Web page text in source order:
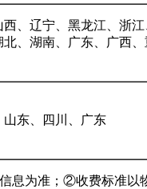
、辽宁、黑龙江、浙江
、湖南、广东、广西、
东、四川、广东
息为准；②收费标准以